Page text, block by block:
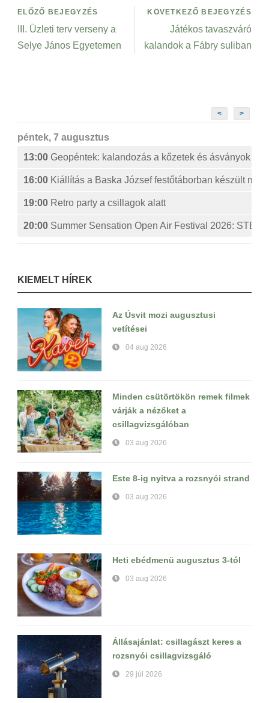
ELŐZŐ BEJEGYZÉS
III. Üzleti terv verseny a
Selye János Egyetemen
KÖVETKEZŐ BEJEGYZÉS
Játékos tavaszváró
kalandok a Fábry suliban
< >
péntek, 7 augusztus
13:00 Geopéntek: kalandozás a kőzetek és ásványok
16:00 Kiállítás a Baska József festőtáborban készült
19:00 Retro party a csillagok alatt
20:00 Summer Sensation Open Air Festival 2026:
KIEMELT HÍREK
Az Úsvit mozi augusztusi
vetítései
04 aug 2026
Minden csütörtökön remek filmek
várják a nézőket a
csillagvizsgálóban
03 aug 2026
Este 8-ig nyitva a rozsnyói strand
03 aug 2026
Heti ebédmenü augusztus 3-tól
03 aug 2026
Állásajánlat: csillagászt keres a
rozsnyói csillagvizsgáló
29 júl 2026